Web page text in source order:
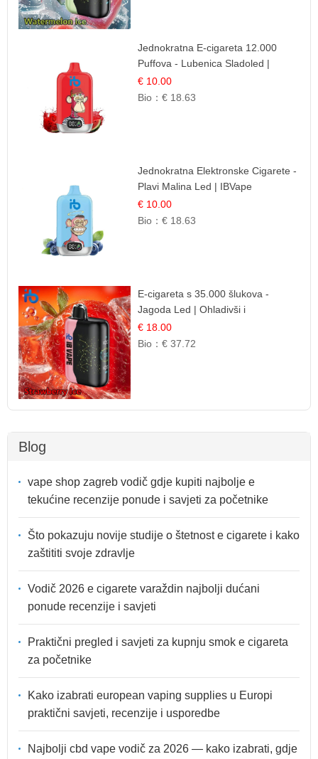
Jednokratna E-cigareta 12.000
Puffova - Lubenica Sladoled |
Ljetna Desertna Aroma
€ 10.00
Bio：€ 18.63
Jednokratna Elektronske Cigarete -
Plavi Malina Led | IBVape
€ 10.00
Bio：€ 18.63
E-cigareta s 35.000 šlukova -
Jagoda Led | Ohladivši i
Osježavajući Okus
€ 18.00
Bio：€ 37.72
Blog
vape shop zagreb vodič gdje kupiti najbolje e
tekućine recenzije ponude i savjeti za početnike
Što pokazuju novije studije o štetnost e cigarete i kako
zaštititi svoje zdravlje
Vodič 2026 e cigarete varaždin najbolji dućani
ponude recenzije i savjeti
Praktični pregled i savjeti za kupnju smok e cigareta
za početnike
Kako izabrati european vaping supplies u Europi
praktični savjeti, recenzije i usporedbe
Najbolji cbd vape vodič za 2026 — kako izabrati, gdje